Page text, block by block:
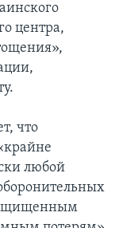
центра,
что
любой